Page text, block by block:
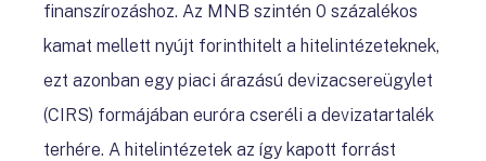
finanszírozáshoz. Az MNB szintén 0 százalékos
kamat mellett nyújt forinthitelt a hitelintézeteknek,
ezt azonban egy piaci árazású devizacsereügylet
(CIRS) formájában euróra cseréli a devizatartalék
terhére. A hitelintézetek az így kapott forrást